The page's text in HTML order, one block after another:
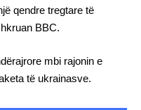
qendre tregtare të
BBC.
mbi rajonin e
të ukrainasve.